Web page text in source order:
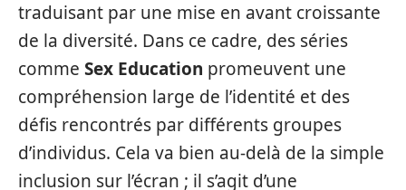
traduisant par une mise en avant croissante
de la diversité. Dans ce cadre, des séries
comme Sex Education promeuvent une
compréhension large de l’identité et des
défis rencontrés par différents groupes
d’individus. Cela va bien au-delà de la simple
inclusion sur l’écran ; il s’agit d’une